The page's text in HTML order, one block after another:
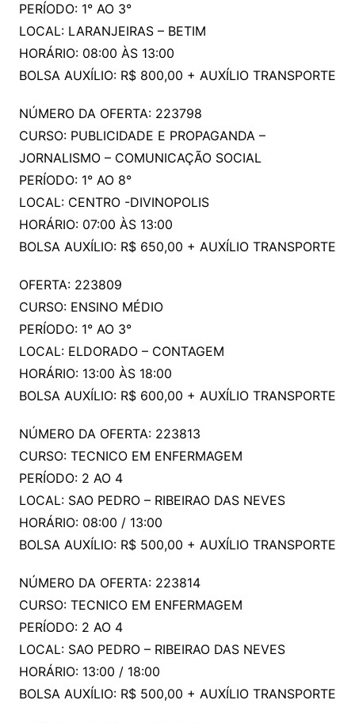
PERÍODO: 1° AO 3°
LOCAL: LARANJEIRAS – BETIM
HORÁRIO: 08:00 ÀS 13:00
BOLSA AUXÍLIO: R$ 800,00 + AUXÍLIO TRANSPORTE
NÚMERO DA OFERTA: 223798
CURSO: PUBLICIDADE E PROPAGANDA –
JORNALISMO – COMUNICAÇÃO SOCIAL
PERÍODO: 1° AO 8°
LOCAL: CENTRO -DIVINOPOLIS
HORÁRIO: 07:00 ÀS 13:00
BOLSA AUXÍLIO: R$ 650,00 + AUXÍLIO TRANSPORTE
OFERTA: 223809
CURSO: ENSINO MÉDIO
PERÍODO: 1° AO 3°
LOCAL: ELDORADO – CONTAGEM
HORÁRIO: 13:00 ÀS 18:00
BOLSA AUXÍLIO: R$ 600,00 + AUXÍLIO TRANSPORTE
NÚMERO DA OFERTA: 223813
CURSO: TECNICO EM ENFERMAGEM
PERÍODO: 2 AO 4
LOCAL: SAO PEDRO – RIBEIRAO DAS NEVES
HORÁRIO: 08:00 / 13:00
BOLSA AUXÍLIO: R$ 500,00 + AUXÍLIO TRANSPORTE
NÚMERO DA OFERTA: 223814
CURSO: TECNICO EM ENFERMAGEM
PERÍODO: 2 AO 4
LOCAL: SAO PEDRO – RIBEIRAO DAS NEVES
HORÁRIO: 13:00 / 18:00
BOLSA AUXÍLIO: R$ 500,00 + AUXÍLIO TRANSPORTE